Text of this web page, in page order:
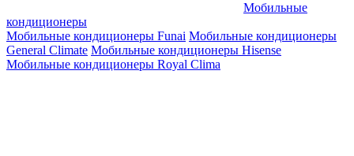
Мобильные
кондиционеры
Мобильные кондиционеры Funai Мобильные кондиционеры
General Climate Мобильные кондиционеры Hisense
Мобильные кондиционеры Royal Clima